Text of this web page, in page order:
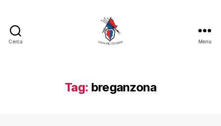
Cerca Menu
Tag: breganzona